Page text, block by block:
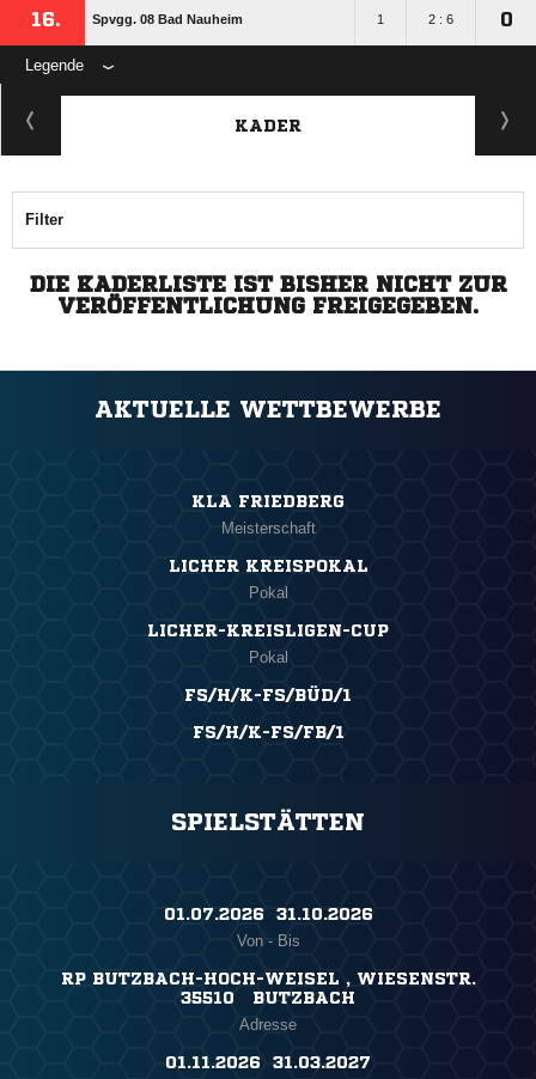
16. Spvgg. 08 Bad Nauheim 1 2 : 6 0
Legende
KADER
Filter
DIE KADERLISTE IST BISHER NICHT ZUR
VERÖFFENTLICHUNG FREIGEGEBEN.
AKTUELLE WETTBEWERBE
KLA FRIEDBERG
Meisterschaft
LICHER KREISPOKAL
Pokal
LICHER-KREISLIGEN-CUP
Pokal
FS/H/K-FS/BÜD/1
FS/H/K-FS/FB/1
SPIELSTÄTTEN
01.07.2026 ​ 31.10.2026
Von - Bis
RP BUTZBACH-HOCH-WEISEL , WIESENSTR.
35510 BUTZBACH
Adresse
01.11.2026 ​ 31.03.2027